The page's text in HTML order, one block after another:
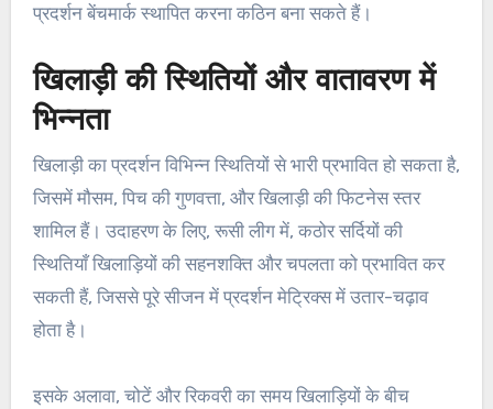
प्रदर्शन बेंचमार्क स्थापित करना कठिन बना सकते हैं।
खिलाड़ी की स्थितियों और वातावरण में
भिन्नता
खिलाड़ी का प्रदर्शन विभिन्न स्थितियों से भारी प्रभावित हो सकता है,
जिसमें मौसम, पिच की गुणवत्ता, और खिलाड़ी की फिटनेस स्तर
शामिल हैं। उदाहरण के लिए, रूसी लीग में, कठोर सर्दियों की
स्थितियाँ खिलाड़ियों की सहनशक्ति और चपलता को प्रभावित कर
सकती हैं, जिससे पूरे सीजन में प्रदर्शन मेट्रिक्स में उतार-चढ़ाव
होता है।
इसके अलावा, चोटें और रिकवरी का समय खिलाड़ियों के बीच